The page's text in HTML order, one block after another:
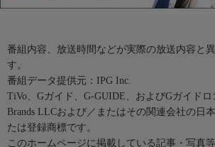
番組内容、放送時間などが実際の放送内容と
す。
番組データ提供元：IPG Inc.
TiVo、Gガイド、G-GUIDE、およびGガイド
Brands LLCおよび／またはその関連会社の日
たは登録商標です。
このホームページに掲載している記事・写真